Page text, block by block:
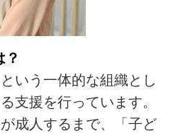
？
いう一体的な組織とし
支援を行っています。
成人するまで、「子ど